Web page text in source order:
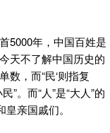
5000年，中国百姓是
天不了解中国历史的
数，而“民‘则指复
”。而“人”是“大人”的
亲国戚们。